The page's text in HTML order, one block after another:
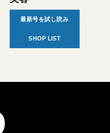
最新号を試し読み
SHOP LIST